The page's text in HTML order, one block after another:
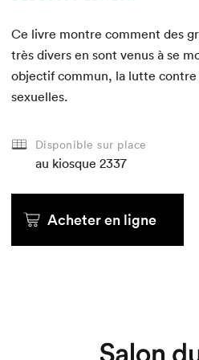
au kiosque
Acheter en ligne
au kiosque
Acheter en ligne
Ce livre mon­tre com­ment des
très divers en sont venus à se
objec­tif com­mun, la lutte con­tre
sexuelles.
Disponible sur place
au kiosque 2337
Acheter en ligne
au kiosque
Acheter en ligne
au kiosque
Acheter en ligne
au kiosque
Acheter en ligne